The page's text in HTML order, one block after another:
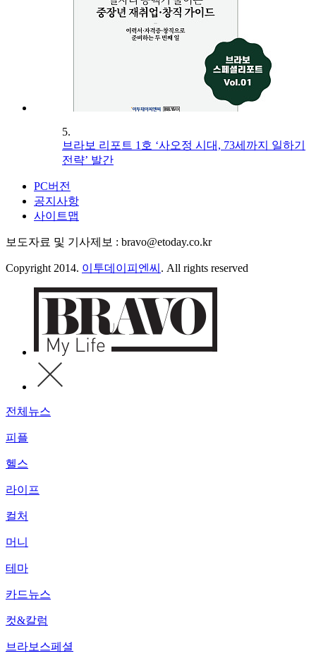
5.
브라보 리포트 1호 ‘사오정 시대, 73세까지 일하기
전략’ 발간
PC버전
공지사항
사이트맵
보도자료 및 기사제보 : bravo@etoday.co.kr
Copyright 2014. 이투데이피엔씨 . All rights reserved
전체뉴스
피플
헬스
라이프
컬처
머니
테마
카드뉴스
컷&칼럼
브라보스페셜